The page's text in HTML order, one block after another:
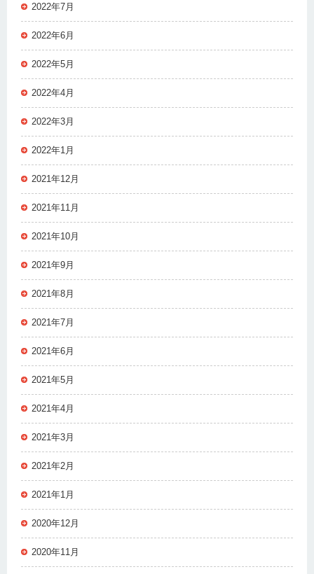
2022年7月
2022年6月
2022年5月
2022年4月
2022年3月
2022年1月
2021年12月
2021年11月
2021年10月
2021年9月
2021年8月
2021年7月
2021年6月
2021年5月
2021年4月
2021年3月
2021年2月
2021年1月
2020年12月
2020年11月